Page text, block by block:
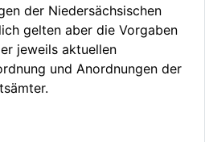
der Niedersächsischen
gelten aber die Vorgaben
jeweils aktuellen
und Anordnungen der